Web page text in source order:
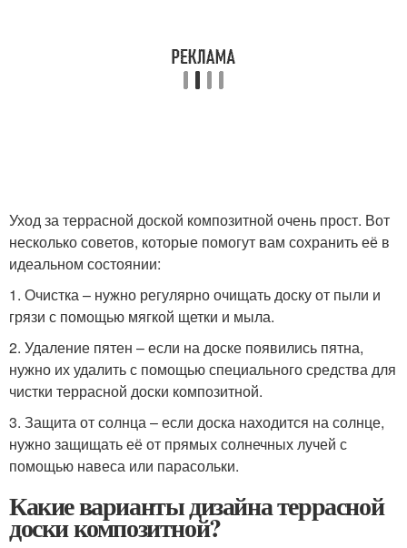
Уход за террасной доской композитной очень прост. Вот
несколько советов, которые помогут вам сохранить её в
идеальном состоянии:
1. Очистка – нужно регулярно очищать доску от пыли и
грязи с помощью мягкой щетки и мыла.
2. Удаление пятен – если на доске появились пятна,
нужно их удалить с помощью специального средства для
чистки террасной доски композитной.
3. Защита от солнца – если доска находится на солнце,
нужно защищать её от прямых солнечных лучей с
помощью навеса или парасольки.
Какие варианты дизайна террасной
доски композитной?